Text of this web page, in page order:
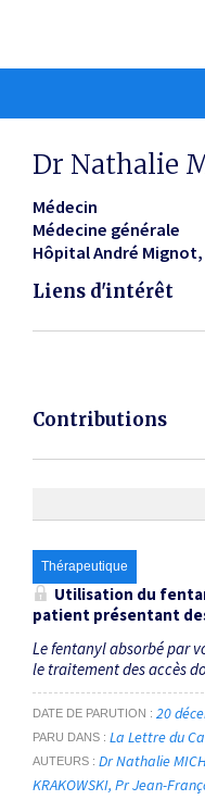
Dr Nathalie
Médecin
Médecine générale
Hôpital André Mignot
Liens d'intérêt
Contributions
Thérapeutique
Utilisation du
patient présentant
Le fentanyl absorbé par
le traitement des accès
DATE DE PARUTION 20
PARU DANS La Lettre du
AUTEURS Dr Nathalie
KRAKOWSKI Pr Jean-